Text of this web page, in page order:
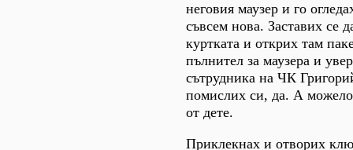
неговия маузер и го
съвсем нова. Заставих се
куртката и открих там
пълнител за маузера и
сътрудника на ЧК
помислих си, да. А можело
от дете.
Приклекнах и отворих